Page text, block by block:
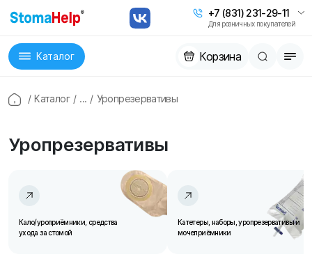
+7 (831) 231-29-11
Для розничных покупателей
Каталог Корзина
/ Каталог / ... / Уропрезервативы
Уропрезервативы
Кало/уроприёмники, средства
ухода за стомой
Катетеры, наборы, уропрезервативы и
мочеприёмники